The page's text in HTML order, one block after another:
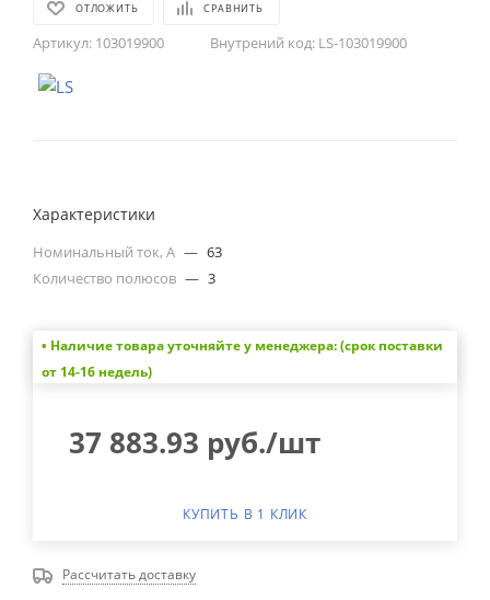
ОТЛОЖИТЬ СРАВНИТЬ
Артикул: 103019900 Внутрений код: LS-103019900
Характеристики
Номинальный ток, А — 63
Количество полюсов — 3
• Наличие товара уточняйте у менеджера: (срок поставки
от 14-16 недель)
37 883.93 руб./шт
КУПИТЬ В 1 КЛИК
Рассчитать доставку